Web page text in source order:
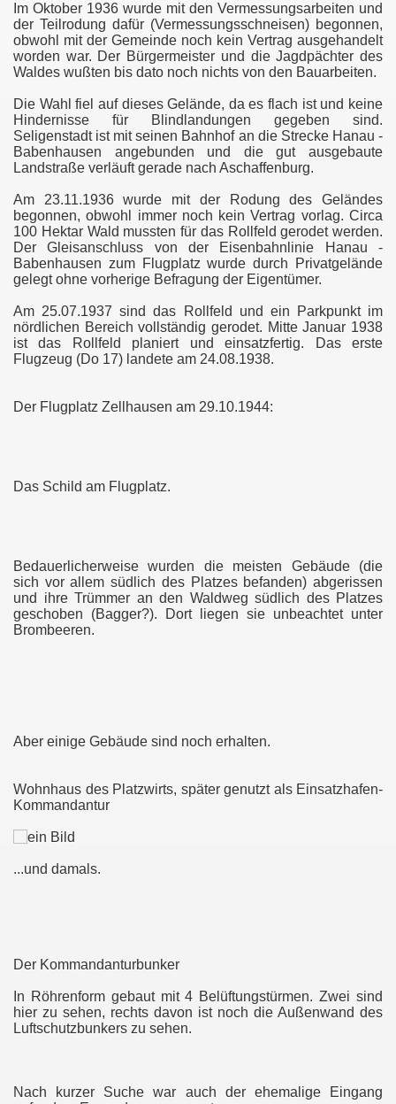
Im Oktober 1936 wurde mit den Vermessungsarbeiten und
der Teilrodung dafür (Vermessungsschneisen) begonnen,
obwohl mit der Gemeinde noch kein Vertrag ausgehandelt
worden war. Der Bürgermeister und die Jagdpächter des
Waldes wußten bis dato noch nichts von den Bauarbeiten.
Die Wahl fiel auf dieses Gelände, da es flach ist und keine
Hindernisse für Blindlandungen gegeben sind.
Seligenstadt ist mit seinen Bahnhof an die Strecke Hanau -
Babenhausen angebunden und die gut ausgebaute
Landstraße verläuft gerade nach Aschaffenburg.
Am 23.11.1936 wurde mit der Rodung des Geländes
begonnen, obwohl immer noch kein Vertrag vorlag. Circa
100 Hektar Wald mussten für das Rollfeld gerodet werden.
Der Gleisanschluss von der Eisenbahnlinie Hanau -
Babenhausen zum Flugplatz wurde durch Privatgelände
gelegt ohne vorherige Befragung der Eigentümer.
Am 25.07.1937 sind das Rollfeld und ein Parkpunkt im
nördlichen Bereich vollständig gerodet. Mitte Januar 1938
ist das Rollfeld planiert und einsatzfertig. Das erste
Flugzeug (Do 17) landete am 24.08.1938.
Der Flugplatz Zellhausen am 29.10.1944:
Das Schild am Flugplatz.
Bedauerlicherweise wurden die meisten Gebäude (die
sich vor allem südlich des Platzes befanden) abgerissen
und ihre Trümmer an den Waldweg südlich des Platzes
geschoben (Bagger?). Dort liegen sie unbeachtet unter
Brombeeren.
Aber einige Gebäude sind noch erhalten.
Wohnhaus des Platzwirts, später genutzt als Einsatzhafen-
Kommandantur
...und damals.
Der Kommandanturbunker
In Röhrenform gebaut mit 4 Belüftungstürmen. Zwei sind
hier zu sehen, rechts davon ist noch die Außenwand des
Luftschutzbunkers zu sehen.
Nach kurzer Suche war auch der ehemalige Eingang